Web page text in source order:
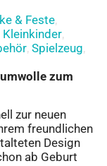
& Feste,
Kleinkinder,
, Spielzeug,
zum
zur neuen
freundlichen
Design
ab Geburt